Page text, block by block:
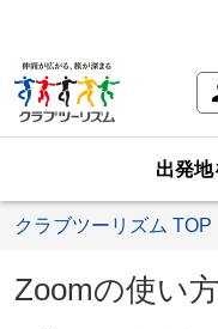
出発地
クラブツーリズム TOP
Zoomの使い